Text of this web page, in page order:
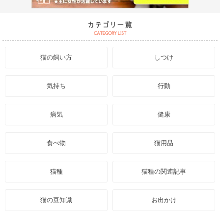
猫の飼い方 しつけ
気持ち 行動
病気 健康
食べ物 猫用品
猫種 猫種の関連記事
猫の豆知識 お出かけ